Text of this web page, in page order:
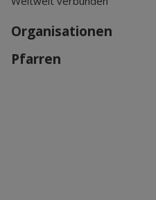
Organisationen
Pfarren